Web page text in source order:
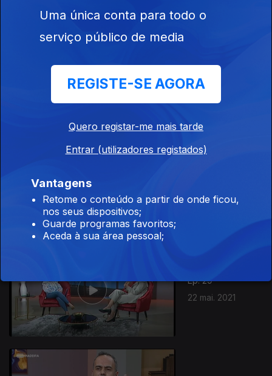
Ep. 29
22 mai. 2021
Uma única conta para todo o
serviço público de media
REGISTE-SE AGORA
Quero registar-me mais tarde
Entrar (utilizadores registados)
Vantagens
Retome o conteúdo a partir de onde ficou,
nos seus dispositivos;
Guarde programas favoritos;
Aceda à sua área pessoal;